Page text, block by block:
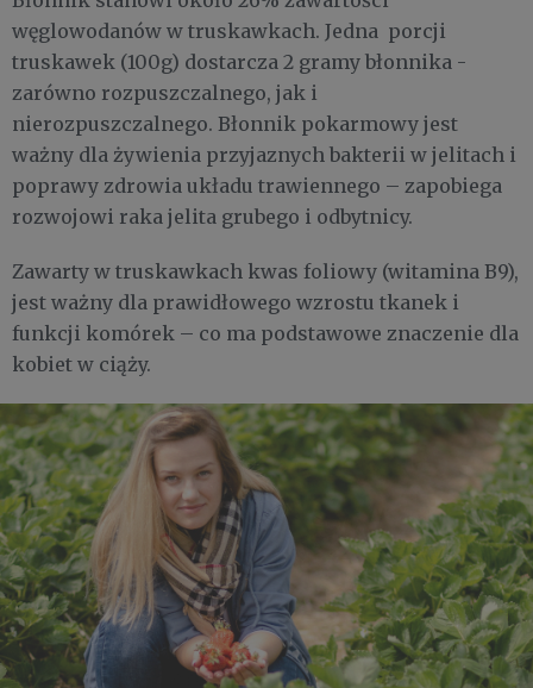
węglowodanów w truskawkach. Jedna porcji
truskawek (100g) dostarcza 2 gramy błonnika -
zarówno rozpuszczalnego, jak i
nierozpuszczalnego. Błonnik pokarmowy jest
ważny dla żywienia przyjaznych bakterii w jelitach i
poprawy zdrowia układu trawiennego – zapobiega
rozwojowi raka jelita grubego i odbytnicy.
Zawarty w truskawkach kwas foliowy (witamina B9),
jest ważny dla prawidłowego wzrostu tkanek i
funkcji komórek – co ma podstawowe znaczenie dla
kobiet w ciąży.